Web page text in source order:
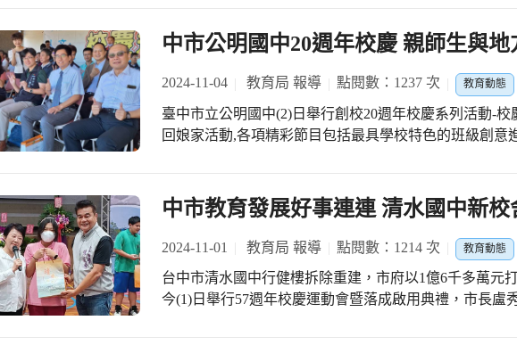
屯區新興國小、四箴國中的老舊校舍將改建，給孩子們
多的經費在教育的軟硬體建設上，教育預算佔市府總預
們更好的教育環境；日南國中這幾棟校舍設施設備己老
市府積極向中央爭取經費，也自籌經費促成拆除重建工
底，參考學校發展特色及結合工業區產業意象，打造出
飆風奪金的建築意象，型塑富有文化與故事的學習大樓
現代化的教學場域。 日南國中鄭清埄校長表示，感謝各級長官的支持、地方人士的
關心、民意代表的協助，讓學校拆除重建工程得以順利
也期待新校舍為日南國中注入全新生命活力，提供優質
步不能停，為了辦好教育、嘉惠學子，讓台中更好，她
校舍。 盧市長說，后綜高中(國中部)老舊校舍去年底率先動土改建，10月份豐原區
豐田國小、大雅區大明國小的老舊校舍改建動土，還有
改建完成落成啟用，接著今天光正國小的老舊校舍改建
南國中、豐原區豐東國中、清水區清水國小將開工，後
代教育的城市，盧市長上任後，教育預算佔市府總預算
的計畫也持續進行中，希望給孩子們良好的教育環境。 蔣局長說，光正國小這棟校
舍設施設備己老舊，有使用安全上的疑慮，市府積極向
促成拆除重建工作，重建工程經費6,136萬元為一般性補
中市公明國中20週年校慶 親師生與
2024-11-04 教育局 報導 點閱數：1237 次 教育動態
臺中市立公明國中(2)日舉行創校20週年校慶系列活動-校慶運
回娘家活動,各項精彩節目包括最具學校特色的班級創意
挹注公明國中相關教育經費,包括自109學年度起,由教育局補助一名
中已連續三年獲選為臺中市雙語教學學校,自111學年度起成為臺中 市
學校,在教育局各項計畫案挹注資源下,112學年度獲選教育部5G新 科技
校,也是國教署分組合作學習績優學校,每學年度辦理的各領域公開 觀課
教師前來觀課。 此外,公明國中推展品德教育、雙語教學、數位學習、分組合作學習
不遺餘力, 曾榮獲教育部品德教育特色學校、臺中市品格教育金質獎,並已連續5年榮
中市教育發展好事連連 清水國中新校
2024-11-01 教育局 報導 點閱數：1214 次 教育動態
台中市清水國中行健樓拆除重建，市府以1億6千多萬元
今(1)日舉行57週年校慶運動會暨落成啟用典禮，市長盧